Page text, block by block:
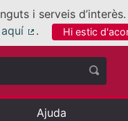
i serveis
aquí
(Enllaç extern)
. Hi estic
Ajuda